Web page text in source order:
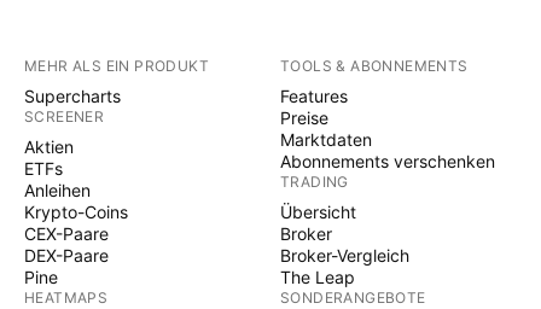
MEHR ALS EIN PRODUKT
Supercharts
SCREENER
Aktien
ETFs
Anleihen
Krypto-Coins
CEX-Paare
DEX-Paare
Pine
HEATMAPS
TOOLS & ABONNEMENTS
Features
Preise
Marktdaten
Abonnements verschenken
TRADING
Übersicht
Broker
Broker-Vergleich
The Leap
SONDERANGEBOTE